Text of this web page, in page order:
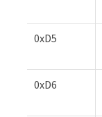
0xD5
0xD6